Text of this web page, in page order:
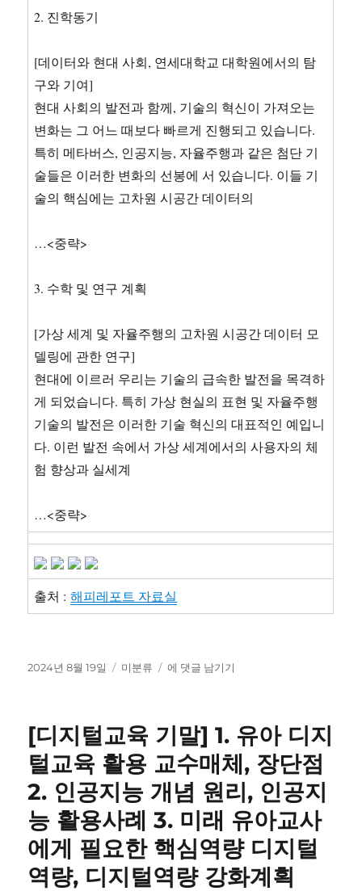
2. 진학동기
[데이터와 현대 사회, 연세대학교 대학원에서의 탐
구와 기여]
현대 사회의 발전과 함께, 기술의 혁신이 가져오는
변화는 그 어느 때보다 빠르게 진행되고 있습니다.
특히 메타버스, 인공지능, 자율주행과 같은 첨단 기
술들은 이러한 변화의 선봉에 서 있습니다. 이들 기
술의 핵심에는 고차원 시공간 데이터의
…<중략>
3. 수학 및 연구 계획
[가상 세계 및 자율주행의 고차원 시공간 데이터 모
델링에 관한 연구]
현대에 이르러 우리는 기술의 급속한 발전을 목격하
게 되었습니다. 특히 가상 현실의 표현 및 자율주행
기술의 발전은 이러한 기술 혁신의 대표적인 예입니
다. 이런 발전 속에서 가상 세계에서의 사용자의 체
험 향상과 실세계
…<중략>
출처 :해피레포트 자료실
작
2024년 8월 19일
카
미분류
연
교
계
데
이
사
이
언
스
에 댓글 남기기
[디지털교육 기말] 1. 유아 디지
털교육 활용 교수매체, 장단점
2. 인공지능 개념 원리, 인공지
능 활용사례 3. 미래 유아교사
에게 필요한 핵심역량 디지털
역량, 디지털역량 강화계획